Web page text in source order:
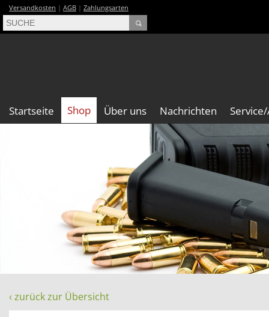
Versandkosten | AGB | Zahlungsarten
Startseite Shop Über uns Nachrichten
‹ zurück zur Übersicht